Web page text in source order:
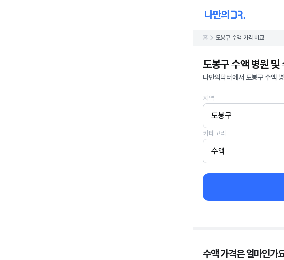
홈 도봉구 수액 가격 비교
도봉구 수액 병원
나만의닥터에서 도봉구 수액
지역
도봉구
카테고리
수액
수액 가격은 얼마인가